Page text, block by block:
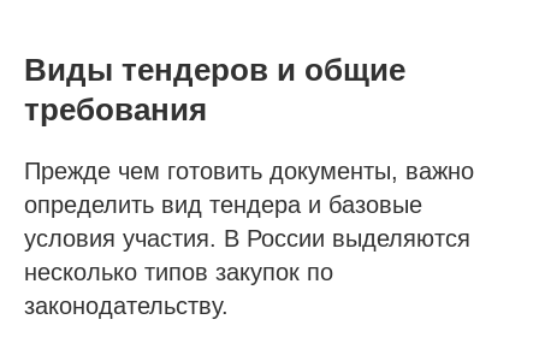
Виды тендеров и общие
требования
Прежде чем готовить документы, важно
определить вид тендера и базовые
условия участия. В России выделяются
несколько типов закупок по
законодательству.